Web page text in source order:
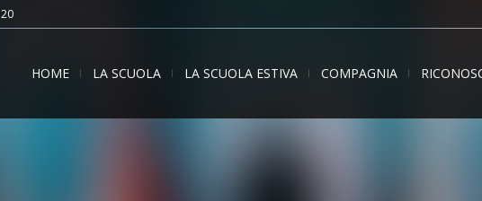
HOME LA SCUOLA LA SCUOLA ESTIVA COMPAGNIA